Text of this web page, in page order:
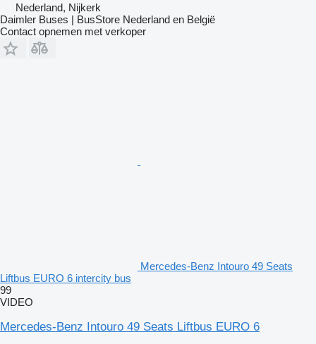
Nederland, Nijkerk
Daimler Buses | BusStore Nederland en België
Contact opnemen met verkoper
Mercedes-Benz Intouro 49 Seats
Liftbus EURO 6 intercity bus
99
VIDEO
Mercedes-Benz Intouro 49 Seats Liftbus EURO 6